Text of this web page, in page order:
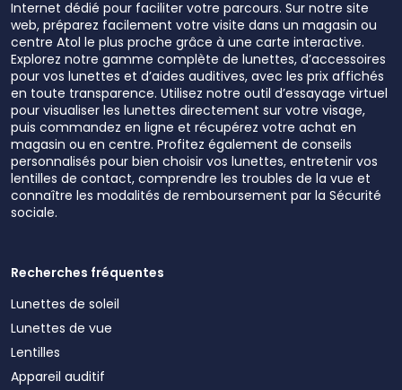
Internet dédié pour faciliter votre parcours. Sur notre site
web, préparez facilement votre visite dans un magasin ou
centre Atol le plus proche grâce à une carte interactive.
Explorez notre gamme complète de lunettes, d’accessoires
pour vos lunettes et d’aides auditives, avec les prix affichés
en toute transparence. Utilisez notre outil d’essayage virtuel
pour visualiser les lunettes directement sur votre visage,
puis commandez en ligne et récupérez votre achat en
magasin ou en centre. Profitez également de conseils
personnalisés pour bien choisir vos lunettes, entretenir vos
lentilles de contact, comprendre les troubles de la vue et
connaître les modalités de remboursement par la Sécurité
sociale.
Recherches fréquentes
Lunettes de soleil
Lunettes de vue
Lentilles
Appareil auditif